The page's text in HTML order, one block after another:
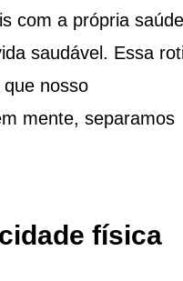
com a própria
saudável. Essa
nosso
mente, separamos
física